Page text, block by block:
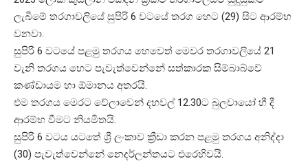
ලැබීමේ තරගාවලියේ සුපිරි 6 වටයේ තරග හෙට (29) සිට ආරම්භ
වනවා.
සුපිරි 6 වටයේ පළමු තරගය හෙවෙත් මෙවර තරගාවලියේ 21
වැනි තරගය හෙට පැවැත්වෙන්නේ සත්කාරක සිම්බාබ්වේ
කණ්ඩායම හා ඕමානය අතරයි.
එම තරගය මෙරට වේලාවෙන් දහවල් 12.30ට බුලවායෝ හී දී
ආරම්භ වීමට නියමිතයි.
සුපිරි 6 වටය යටතේ ශ්‍රී ලංකාව ක්‍රීඩා කරන පළමු තරගය අනිද්දා
(30) පැවැත්වෙන්නේ නෙදර්ලන්තයට එරෙහිවයි.